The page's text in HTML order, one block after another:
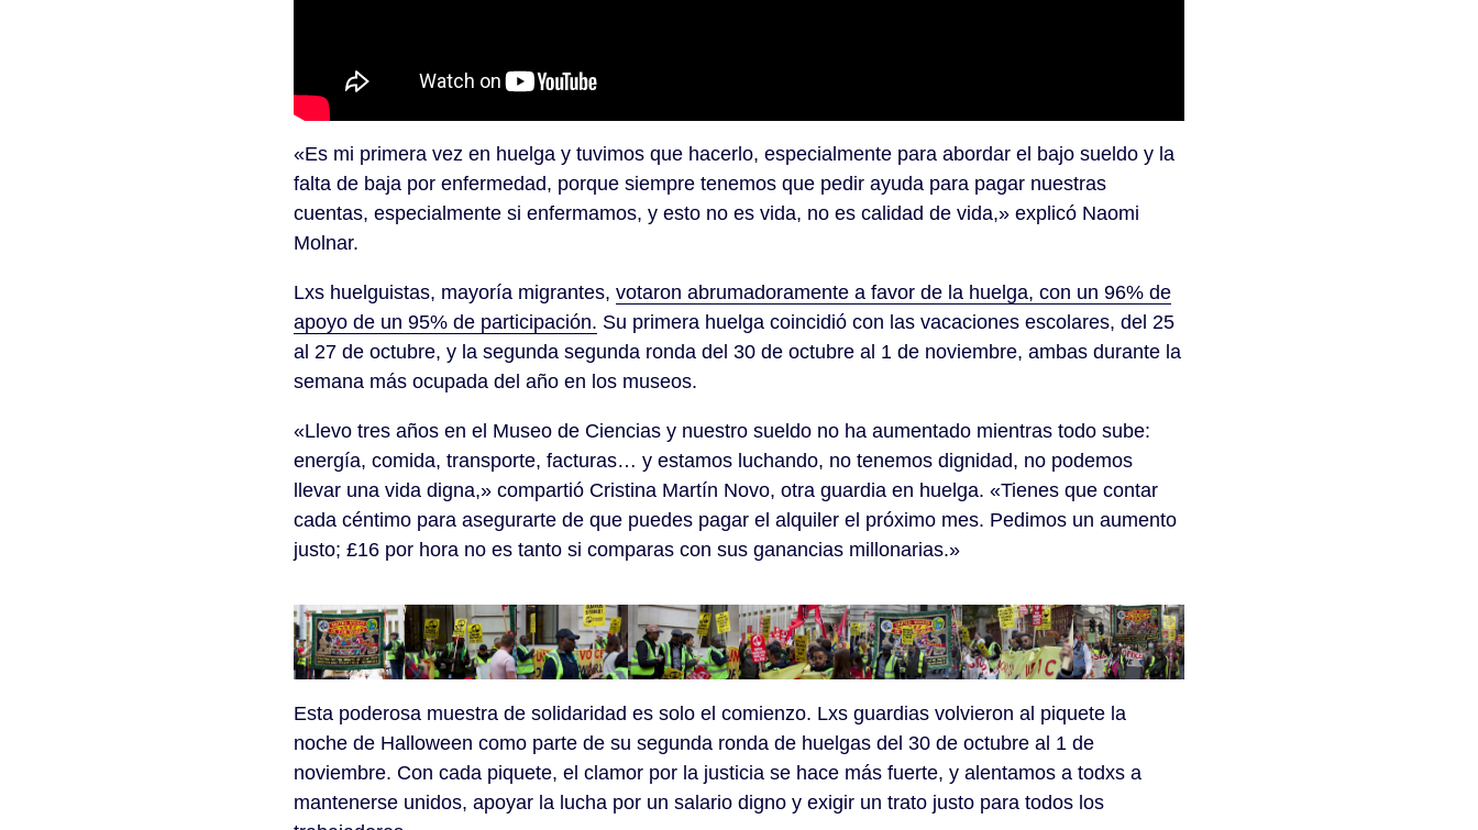
«Es mi primera vez en huelga y tuvimos que hacerlo, especialmente para abordar el bajo sueldo y la
falta de baja por enfermedad, porque siempre tenemos que pedir ayuda para pagar nuestras
cuentas, especialmente si enfermamos, y esto no es vida, no es calidad de vida,» explicó Naomi
Molnar.
Lxs huelguistas, mayoría migrantes, votaron abrumadoramente a favor de la huelga, con un 96% de
apoyo de un 95% de participación. Su primera huelga coincidió con las vacaciones escolares, del 25
al 27 de octubre, y la segunda segunda ronda del 30 de octubre al 1 de noviembre, ambas durante la
semana más ocupada del año en los museos.
«Llevo tres años en el Museo de Ciencias y nuestro sueldo no ha aumentado mientras todo sube:
energía, comida, transporte, facturas… y estamos luchando, no tenemos dignidad, no podemos
llevar una vida digna,» compartió Cristina Martín Novo, otra guardia en huelga. «Tienes que contar
cada céntimo para asegurarte de que puedes pagar el alquiler el próximo mes. Pedimos un aumento
justo; £16 por hora no es tanto si comparas con sus ganancias millonarias.»
Esta poderosa muestra de solidaridad es solo el comienzo. Lxs guardias volvieron al piquete la
noche de Halloween como parte de su segunda ronda de huelgas del 30 de octubre al 1 de
noviembre. Con cada piquete, el clamor por la justicia se hace más fuerte, y alentamos a todxs a
mantenerse unidos, apoyar la lucha por un salario digno y exigir un trato justo para todos los